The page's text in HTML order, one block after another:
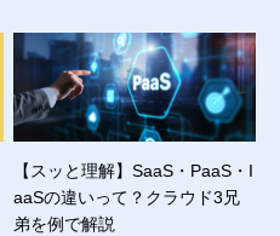
【スッと理解】SaaS・PaaS・I
aaSの違いって？クラウド3兄
弟を例で解説